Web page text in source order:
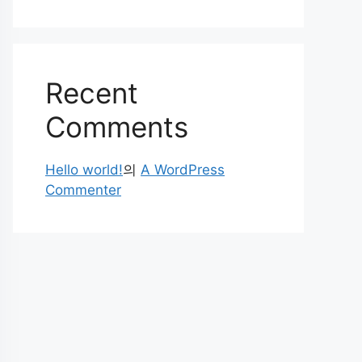
Recent
Comments
Hello world!의 A WordPress
Commenter